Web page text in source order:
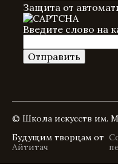
Защита от
Введите слово на
© Школа искусств им.
Будущим творцам от
Айтитач